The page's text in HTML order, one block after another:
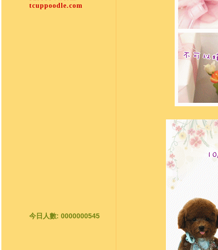
tcuppoodle.com
今日人數: 0000000545